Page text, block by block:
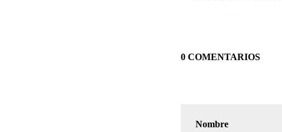
0 COMENTARIOS
Nombre